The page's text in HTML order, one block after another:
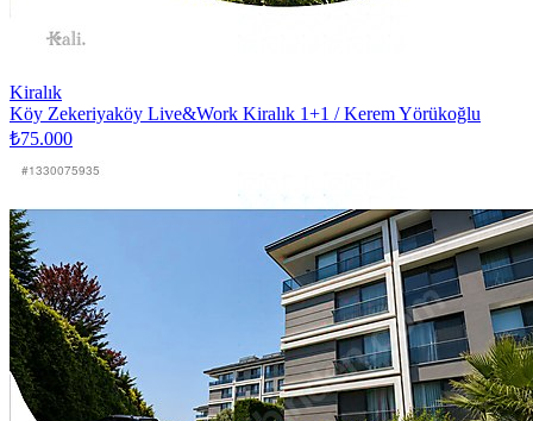
Kiralık
Köy Zekeriyaköy Live&Work Kiralık 1+1 / Kerem Yörükoğlu
₺75.000